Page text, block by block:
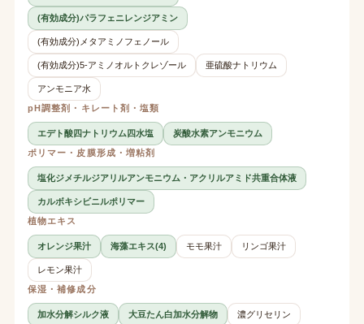
(有効成分)パラフェニレンジアミン
(有効成分)メタアミノフェノール
(有効成分)5-アミノオルトクレゾール 亜硫酸ナトリウム
アンモニア水
pH調整剤・キレート剤・塩類
エデト酸四ナトリウム四水塩
炭酸水素アンモニウム
ポリマー・皮膜形成・増粘剤
塩化ジメチルジアリルアンモニウム・アクリルアミド共重合体液
カルボキシビニルポリマー
植物エキス
オレンジ果汁 海藻エキス(4) モモ果汁 リンゴ果汁
レモン果汁
保湿・補修成分
加水分解シルク液 大豆たん白加水分解物 濃グリセリン